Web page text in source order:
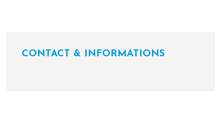
CONTACT & INFORMATIONS